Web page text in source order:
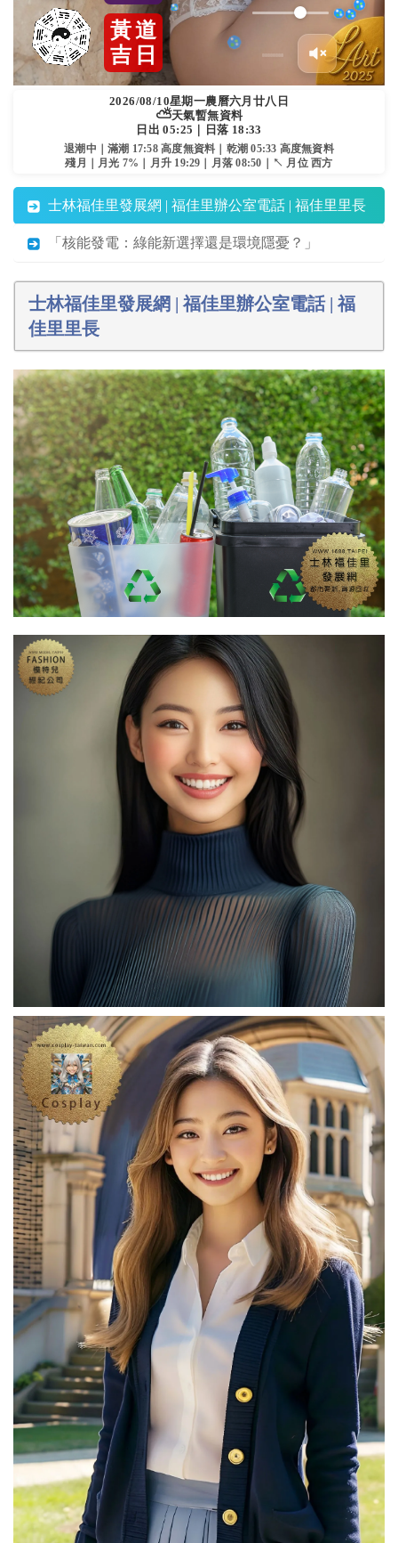
黃道
吉 日
2026/08/10星期一農曆六月廿八日
⛅天氣暫無資料
日出 05:25｜日落 18:33
退潮中｜滿潮 17:58 高度無資料｜乾潮 05:33 高度無資料
殘月｜月光 7%｜月升 19:29｜月落 08:50｜↖ 月位 西方
士林福佳里發展網 | 福佳里辦公室電話 | 福佳里里長
「核能發電：綠能新選擇還是環境隱憂？」
士林福佳里發展網 | 福佳里辦公室電話 | 福
佳里里長